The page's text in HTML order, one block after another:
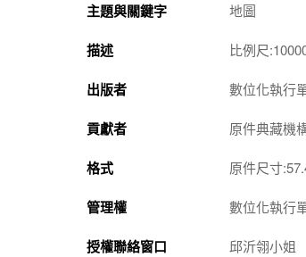
主題與關鍵字 地圖
描述 比例尺
出版者 數位化執行
貢獻者 原件典藏機
格式 原件尺寸
管理權 數位化執行
授權聯絡窗口
邱沂翎小姐